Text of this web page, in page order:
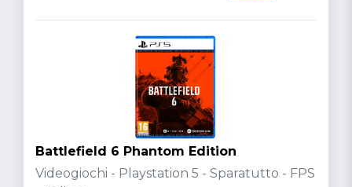
Battlefield 6 Phantom Edition
Videogiochi - Playstation 5 - Sparatutto - FPS